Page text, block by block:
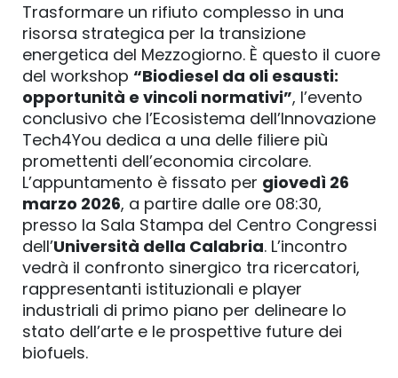
Trasformare un rifiuto complesso in una
risorsa strategica per la transizione
energetica del Mezzogiorno. È questo il cuore
del workshop “Biodiesel da oli esausti:
opportunità e vincoli normativi”, l’evento
conclusivo che l’Ecosistema dell’Innovazione
Tech4You dedica a una delle filiere più
promettenti dell’economia circolare.
L’appuntamento è fissato per giovedì 26
marzo 2026, a partire dalle ore 08:30,
presso la Sala Stampa del Centro Congressi
dell’Università della Calabria. L’incontro
vedrà il confronto sinergico tra ricercatori,
rappresentanti istituzionali e player
industriali di primo piano per delineare lo
stato dell’arte e le prospettive future dei
biofuels.